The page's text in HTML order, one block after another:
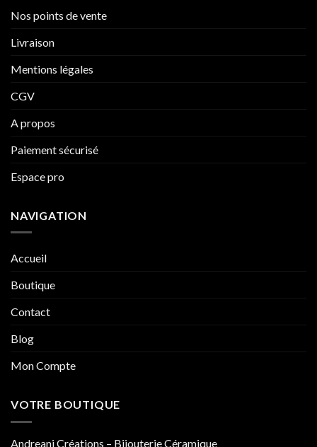
Nos points de vente
Livraison
Mentions légales
CGV
A propos
Paiement sécurisé
Espace pro
NAVIGATION
Accueil
Boutique
Contact
Blog
Mon Compte
VOTRE BOUTIQUE
Andreani Créations – Bijouterie Céramique